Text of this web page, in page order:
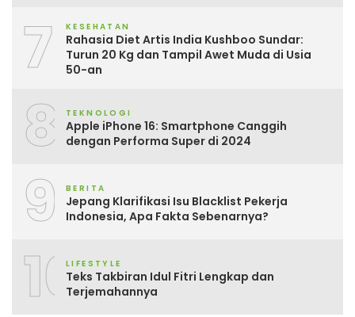
7 KESEHATAN
Rahasia Diet Artis India Kushboo Sundar:
Turun 20 Kg dan Tampil Awet Muda di Usia
50-an
8 TEKNOLOGI
Apple iPhone 16: Smartphone Canggih
dengan Performa Super di 2024
9 BERITA
Jepang Klarifikasi Isu Blacklist Pekerja
Indonesia, Apa Fakta Sebenarnya?
10LIFESTYLE
Teks Takbiran Idul Fitri Lengkap dan
Terjemahannya